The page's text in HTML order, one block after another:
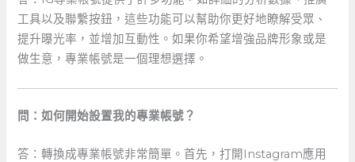
工具以及聯繫按鈕，這些功能可以幫助你更好地瞭解受眾、
提升曝光率，並增加互動性。如果你希望增強品牌形象或是
做生意，專業帳號是一個理想選擇。
問：如何開始設置我的專業帳號？
答：轉換成專業帳號非常簡單。首先，打開Instagram應用